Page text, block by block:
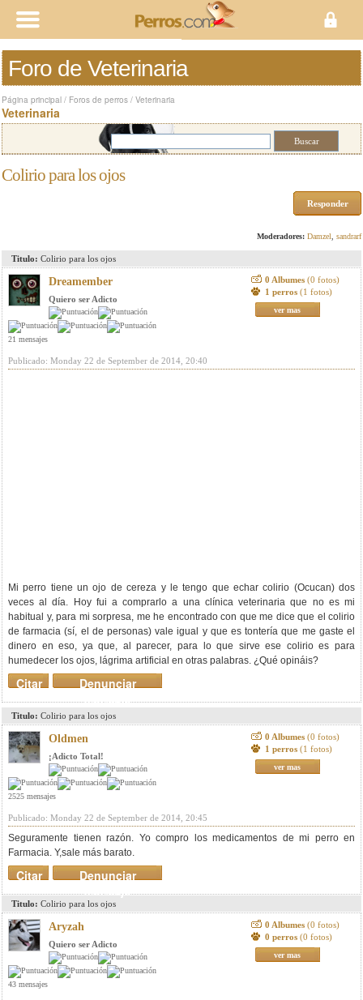
Foro de Veterinaria
Página principal / Foros de perros / Veterinaria
Veterinaria
Colirio para los ojos
Responder
Moderadores: Damzel sandrarf
Titulo: Colirio para los ojos
Dreamember
Quiero ser Adicto
21 mensajes
0 Albumes (0 fotos)
1 perros (1 fotos)
ver mas
Publicado: Monday 22 de September de 2014, 20:40
Mi perro tiene un ojo de cereza y le tengo que echar colirio (Ocucan) dos
veces al día. Hoy fui a comprarlo a una clínica veterinaria que no es mi
habitual y, para mi sorpresa, me he encontrado con que me dice que el colirio
de farmacia (sí, el de personas) vale igual y que es tontería que me gaste el
dinero en eso, ya que, al parecer, para lo que sirve ese colirio es para
humedecer los ojos, lágrima artificial en otras palabras. ¿Qué opináis?
Denunciar
mensaje
Citar
Titulo: Colirio para los ojos
Oldmen
¡Adicto Total!
2525 mensajes
0 Albumes (0 fotos)
1 perros (1 fotos)
ver mas
Publicado: Monday 22 de September de 2014, 20:45
Seguramente tienen razón. Yo compro los medicamentos de mi perro en
Farmacia. Y,sale más barato.
Denunciar
mensaje
Citar
Titulo: Colirio para los ojos
Aryzah
Quiero ser Adicto
43 mensajes
0 Albumes (0 fotos)
0 perros (0 fotos)
ver mas